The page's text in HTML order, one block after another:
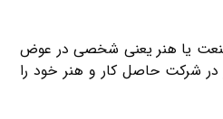
یا هنر یعنی شخصی در عوض
در شرکت حاصل کار و هنر خود را